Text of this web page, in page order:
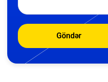
Göndər